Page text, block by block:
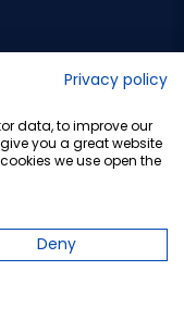
Nuestra mayor
a nuestros
Privacy policy
data, to improve our
you a great website
we use open the
Deny